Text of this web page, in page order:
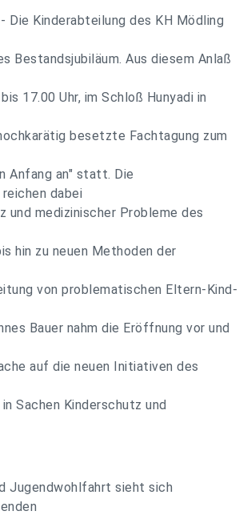
Die Kinderabteilung des KH Mödling
Bestandsjubiläum. Aus diesem Anlaß
17.00 Uhr, im Schloß Hunyadi in
besetzte Fachtagung zum
Anfang an" statt. Die
dabei
und medizinischer Probleme des
hin zu neuen Methoden der
von problematischen Eltern-Kind-
Bauer nahm die Eröffnung vor und
auf die neuen Initiativen des
Sachen Kinderschutz und
Jugendwohlfahrt sieht sich